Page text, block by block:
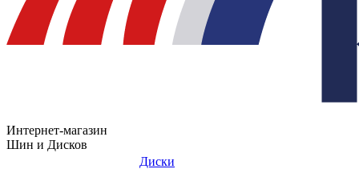
Интернет-магазин
Шин и Дисков
Диски